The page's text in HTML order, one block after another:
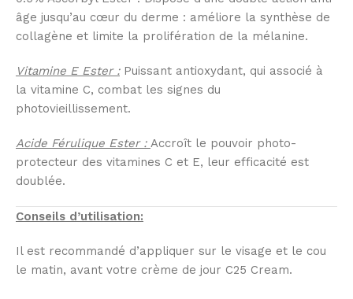
âge jusqu’au cœur du derme : améliore la synthèse de
collagène et limite la prolifération de la mélanine.
Vitamine E Ester :Puissant antioxydant, qui associé à
la vitamine C, combat les signes du
photovieillissement.
Acide Férulique Ester : Accroît le pouvoir photo-
protecteur des vitamines C et E, leur efficacité est
doublée.
Conseils d’utilisation:
Il est recommandé d’appliquer sur le visage et le cou
le matin, avant votre crème de jour C25 Cream.